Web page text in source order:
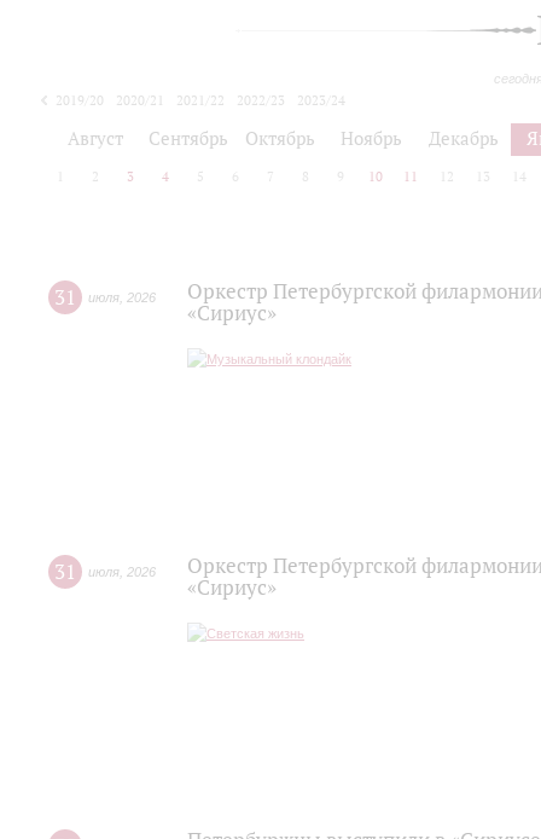
2019/20 2020/21 2021/22 2022/23
2023/24
Август Сентябрь Октябрь Ноябрь Декабрь
2 3 4 5 6 7 8 9 10 11 12 13 14
31 июля 2026
Оркестр Петербургской
«Сириус»
31 июля 2026
Оркестр Петербургской
«Сириус»